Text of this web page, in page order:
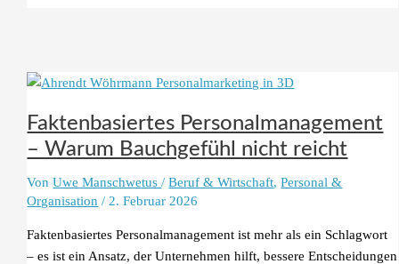
F
Faktenbasiertes Personalmanagement
– Warum Bauchgefühl nicht reicht
VonUwe Manschwetus/Beruf & Wirtschaft,Personal &
Organisation / 2. Februar 2026
Faktenbasiertes Personalmanagement ist mehr als ein Schlagwort
– es ist ein Ansatz, der Unternehmen hilft, bessere Entscheidungen